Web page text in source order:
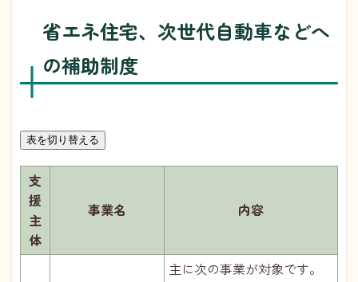
省エネ住宅、次世代自動車などへ
の補助制度
表を切り替える
支
援
主
体
事業名 内容
主に次の事業が対象です。